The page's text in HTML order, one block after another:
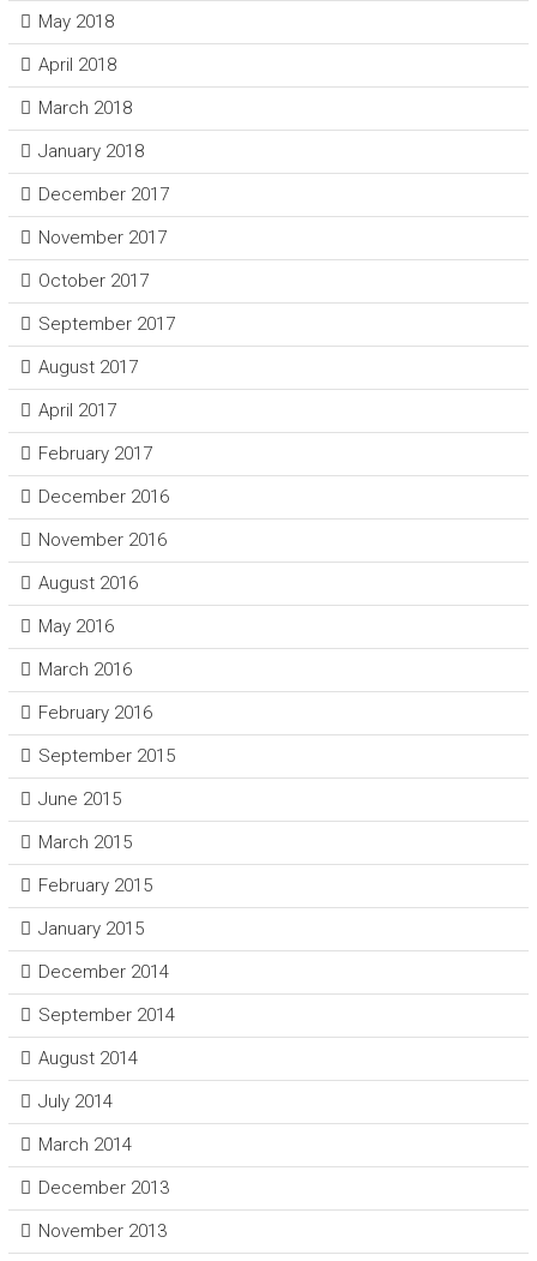
May 2018
April 2018
March 2018
January 2018
December 2017
November 2017
October 2017
September 2017
August 2017
April 2017
February 2017
December 2016
November 2016
August 2016
May 2016
March 2016
February 2016
September 2015
June 2015
March 2015
February 2015
January 2015
December 2014
September 2014
August 2014
July 2014
March 2014
December 2013
November 2013